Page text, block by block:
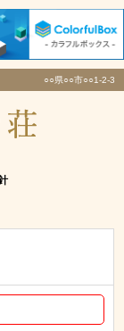
○○県○○市○○1-2-3